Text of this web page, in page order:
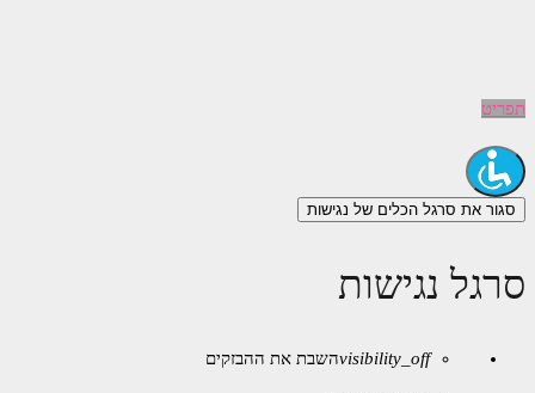
תפריט
סגור את סרגל הכלים של נגישות
סרגל נגישות
visibility_offהשבת את ההבזקים